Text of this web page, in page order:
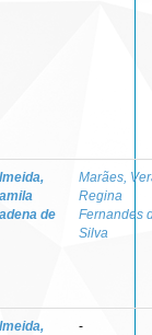
de
Marães,
Regina
Fernandes
Silva
-